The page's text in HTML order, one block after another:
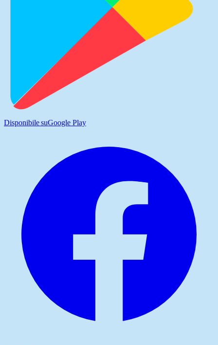
Disponibile suGoogle Play